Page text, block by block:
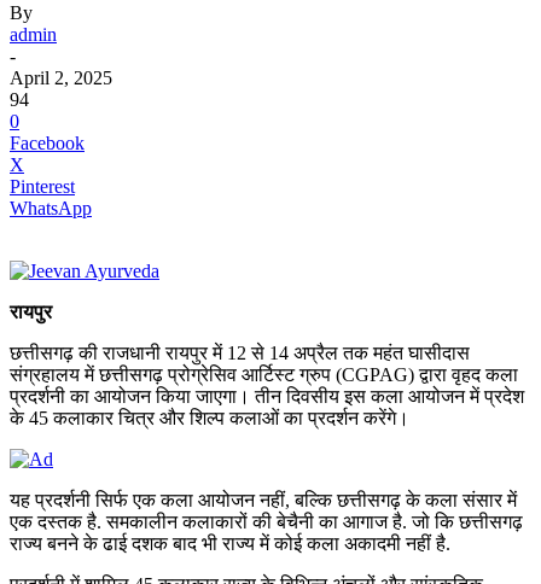
By
admin
-
April 2, 2025
94
0
Facebook
X
Pinterest
WhatsApp
रायपुर
छत्तीसगढ़ की राजधानी रायपुर में 12 से 14 अप्रैल तक महंत घासीदास
संग्रहालय में छत्तीसगढ़ प्रोग्रेसिव आर्टिस्ट ग्रुप (CGPAG) द्वारा वृहद कला
प्रदर्शनी का आयोजन किया जाएगा। तीन दिवसीय इस कला आयोजन में प्रदेश
के 45 कलाकार चित्र और शिल्प कलाओं का प्रदर्शन करेंगे।
यह प्रदर्शनी सिर्फ एक कला आयोजन नहीं, बल्कि छत्तीसगढ़ के कला संसार में
एक दस्तक है. समकालीन कलाकारों की बेचैनी का आगाज है. जो कि छत्तीसगढ़
राज्य बनने के ढाई दशक बाद भी राज्य में कोई कला अकादमी नहीं है.